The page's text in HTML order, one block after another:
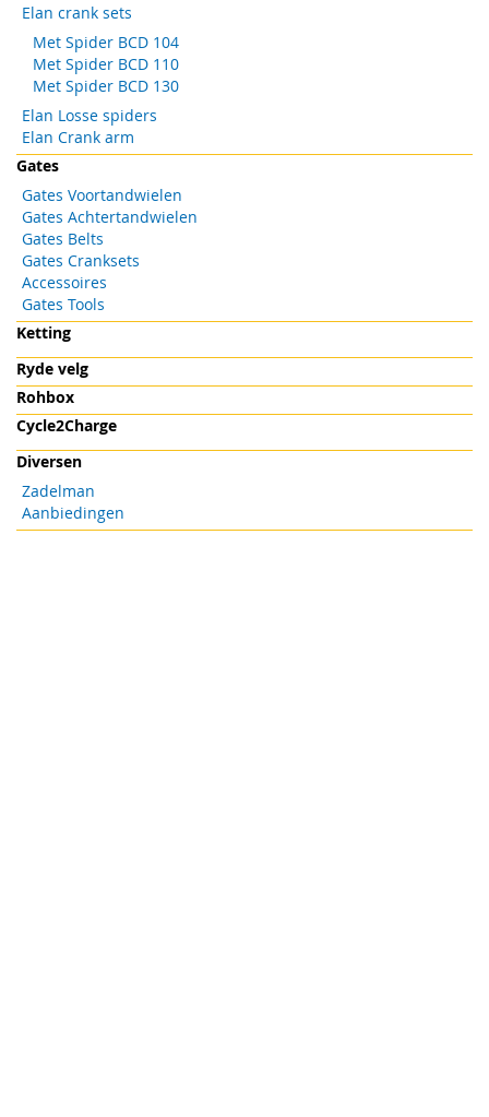
Elan crank sets
Met Spider BCD 104
Met Spider BCD 110
Met Spider BCD 130
Elan Losse spiders
Elan Crank arm
Gates
Gates Voortandwielen
Gates Achtertandwielen
Gates Belts
Gates Cranksets
Accessoires
Gates Tools
Ketting
Ryde velg
Rohbox
Cycle2Charge
Diversen
Zadelman
Aanbiedingen